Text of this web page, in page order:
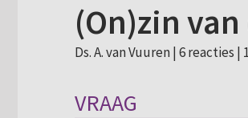
(On)zin
Ds. A. van Vuuren | 6 reacties |
VRAAG